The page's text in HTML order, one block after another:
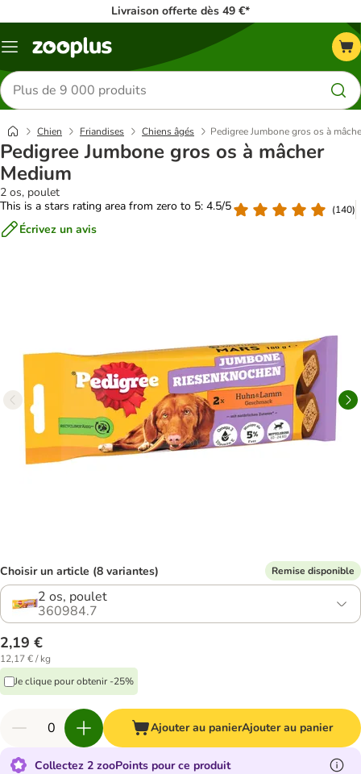
Livraison offerte dès 49 €*
Menu
Rechercher
des
produits
Chien Friandises Chiens âgés Pedigree Jumbone gros os à
Pedigree Jumbone gros os à mâcher
Medium
2 os, poulet
This is a stars rating area from zero to 5: 4.5/5
(140)
Écrivez un avis
Choisir un article (8 variantes) Remise disponible
2 os, poulet
360984.7
2,19 €
12,17 € / kg
Je clique pour obtenir -25%
Ajouter au panierAjouter au panier
Collectez 2 zooPoints pour ce produit